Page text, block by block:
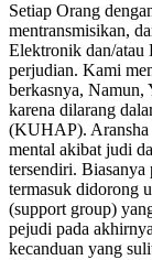
Setiap Orang
mentransmisikan,
Elektronik dan/atau
perjudian. Kami
berkasnya, Namun,
karena dilarang
(KUHAP). Aransha
mental akibat judi
tersendiri. Biasanya
termasuk didorong
(support group)
pejudi pada
kecanduan yang